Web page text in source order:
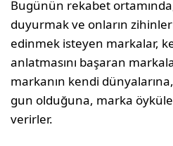
Bugünün rekabet
duyurmak ve onların
edinmek isteyen markalar,
anlatmasını başa­ran
markanın kendi
gun olduğuna, marka
verirler.